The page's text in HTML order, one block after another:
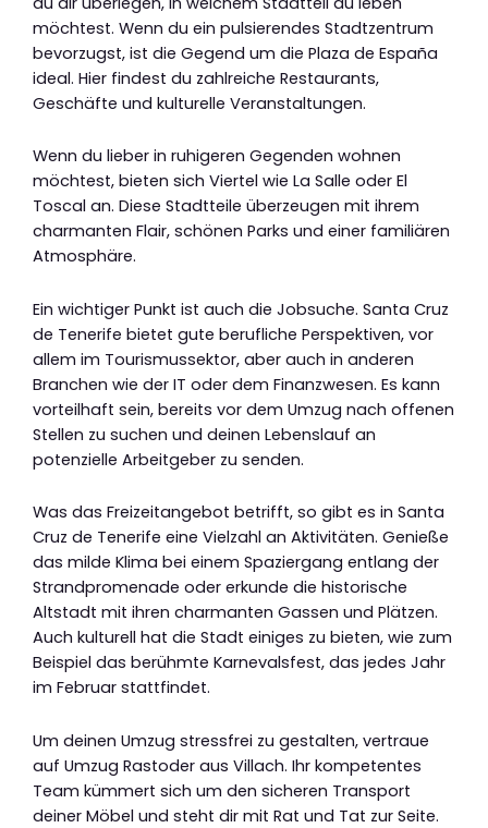
möchtest. Wenn du ein pulsierendes Stadtzentrum
bevorzugst, ist die Gegend um die Plaza de España
ideal. Hier findest du zahlreiche Restaurants,
Geschäfte und kulturelle Veranstaltungen.
Wenn du lieber in ruhigeren Gegenden wohnen
möchtest, bieten sich Viertel wie La Salle oder El
Toscal an. Diese Stadtteile überzeugen mit ihrem
charmanten Flair, schönen Parks und einer familiären
Atmosphäre.
Ein wichtiger Punkt ist auch die Jobsuche. Santa Cruz
de Tenerife bietet gute berufliche Perspektiven, vor
allem im Tourismussektor, aber auch in anderen
Branchen wie der IT oder dem Finanzwesen. Es kann
vorteilhaft sein, bereits vor dem Umzug nach offenen
Stellen zu suchen und deinen Lebenslauf an
potenzielle Arbeitgeber zu senden.
Was das Freizeitangebot betrifft, so gibt es in Santa
Cruz de Tenerife eine Vielzahl an Aktivitäten. Genieße
das milde Klima bei einem Spaziergang entlang der
Strandpromenade oder erkunde die historische
Altstadt mit ihren charmanten Gassen und Plätzen.
Auch kulturell hat die Stadt einiges zu bieten, wie zum
Beispiel das berühmte Karnevalsfest, das jedes Jahr
im Februar stattfindet.
Um deinen Umzug stressfrei zu gestalten, vertraue
auf Umzug Rastoder aus Villach. Ihr kompetentes
Team kümmert sich um den sicheren Transport
deiner Möbel und steht dir mit Rat und Tat zur Seite.